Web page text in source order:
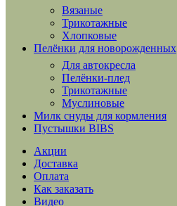
Вязаные
Трикотажные
Хлопковые
Пелёнки для новорожденных
Для автокресла
Пелёнки-плед
Трикотажные
Муслиновые
Милк снуды для кормления
Пустышки BIBS
Акции
Доставка
Оплата
Как заказать
Видео